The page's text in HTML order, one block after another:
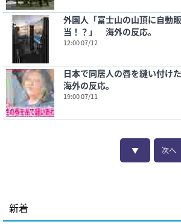
外国人「富士山の山頂に自動
当！？」 海外の反応。
12:00 07/12
日本で同居人の唇を縫い付け
海外の反応。
19:00 07/11
▼ 次へ
新着